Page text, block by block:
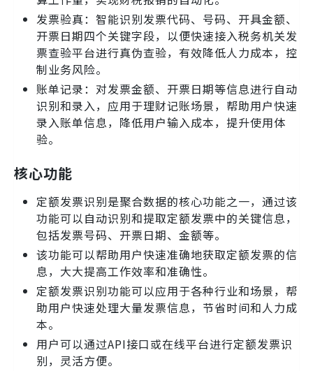
发票验真：智能识别发票代码、号码、开具金额、
开票日期四个关键字段，以便快速接入税务机关发
票查验平台进行真伪查验，有效降低人力成本，控
制业务风险。
账单记录：对发票金额、开票日期等信息进行自动
识别和录入，应用于理财记账场景，帮助用户快速
录入账单信息，降低用户输入成本，提升使用体
验。
核心功能
定额发票识别是聚合数据的核心功能之一，通过该
功能可以自动识别和提取定额发票中的关键信息，
包括发票号码、开票日期、金额等。
该功能可以帮助用户快速准确地获取定额发票的信
息，大大提高工作效率和准确性。
定额发票识别功能可以应用于各种行业和场景，帮
助用户快速处理大量发票信息，节省时间和人力成
本。
用户可以通过API接口或在线平台进行定额发票识
别，灵活方便。